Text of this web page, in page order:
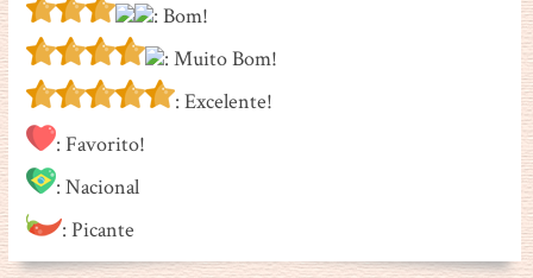
: Bom!
: Muito Bom!
: Excelente!
: Favorito!
: Nacional
: Picante